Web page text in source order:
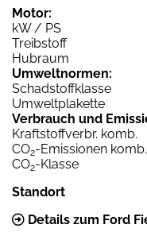
Motor:
kW / PS
Treibstoff
Hubraum
Umweltnormen:
Schadstoffklasse
Umweltplakette
Verbrauch und
Kraftstoffverbr. komb.
CO2-Emissionen komb.
CO2-Klasse
Standort
Details zum Ford